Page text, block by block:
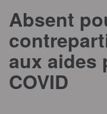
Absent
aux aides
COVID